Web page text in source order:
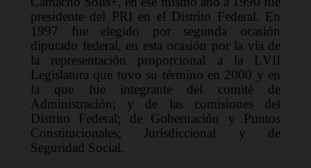
presidente del PRI en el Distrito Federal. En
1997 fue elegido por segunda ocasión
diputado federal, en esta ocasión por la vía de
la representación proporcional a la LVII
Legislatura que tuvo su término en 2000 y en
la que fue integrante del comité de
Administración; y de las comisiones del
Distrito Federal; de Gobernación y Puntos
Constitucionales; Jurisdiccional y de
Seguridad Social.